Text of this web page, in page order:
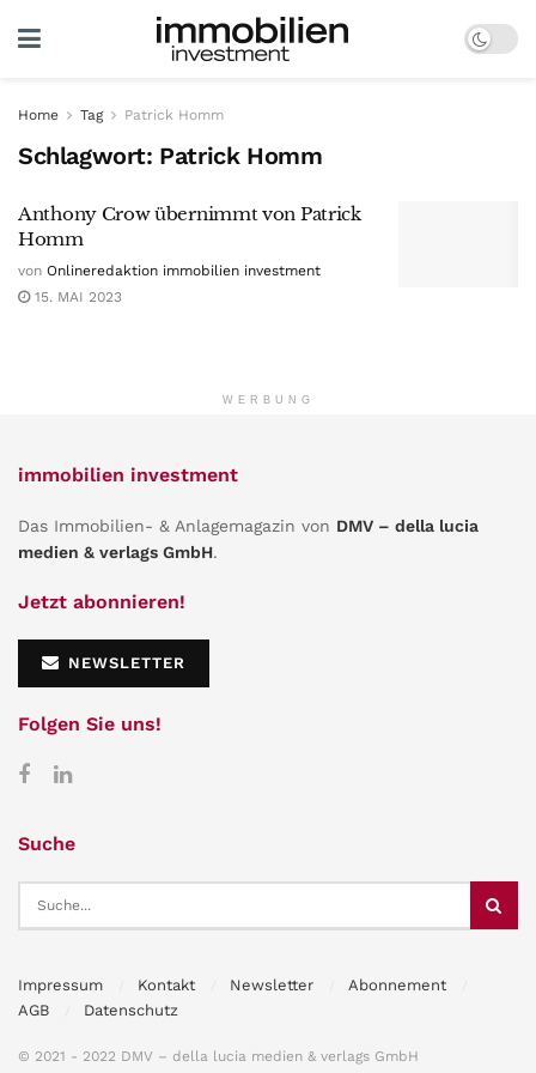
Home Tag Patrick Homm
Schlagwort: Patrick Homm
Anthony Crow übernimmt von Patrick
Homm
von Onlineredaktion immobilien investment
15. MAI 2023
WERBUNG
immobilien investment
Das Immobilien- & Anlagemagazin von DMV – della lucia
medien & verlags GmbH.
Jetzt abonnieren!
NEWSLETTER
Folgen Sie uns!
Suche
Impressum Kontakt Newsletter
Abonnement
AGB
Datenschutz
© 2021 - 2022 DMV – della lucia medien & verlags GmbH